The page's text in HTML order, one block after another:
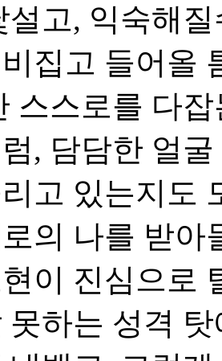
설고, 익숙해
집고 들어올
스스로를 다
, 담담한 얼
고 있는지도
의 나를 받아
이 진심으로
못하는 성격